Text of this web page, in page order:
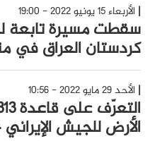
الأربعاء 15 يونيو 2022 - 19:00
سقطت مسيرة تابعة
كردستان العراق في
الأحد 29 مايو 2022 - 10:56
الأرض للجيش